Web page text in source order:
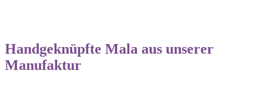
Handgeknüpfte Mala aus unserer
Manufaktur